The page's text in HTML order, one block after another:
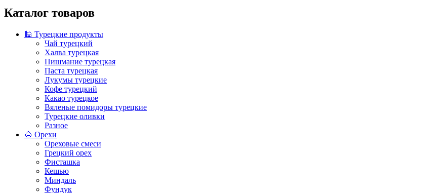
Каталог товаров
🕌 Турецкие продукты
Чай турецкий
Халва турецкая
Пишмание турецкая
Паста турецкая
Лукумы турецкие
Кофе турецкий
Какао турецкое
Вяленые помидоры турецкие
Турецкие оливки
Разное
🌰 Орехи
Ореховые смеси
Грецкий орех
Фисташка
Кешью
Миндаль
Фундук